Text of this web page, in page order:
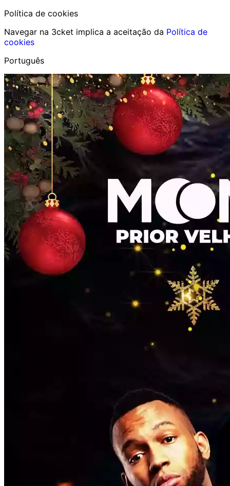
Política de cookies
Navegar na 3cket implica a aceitação da Política de
cookies
Português